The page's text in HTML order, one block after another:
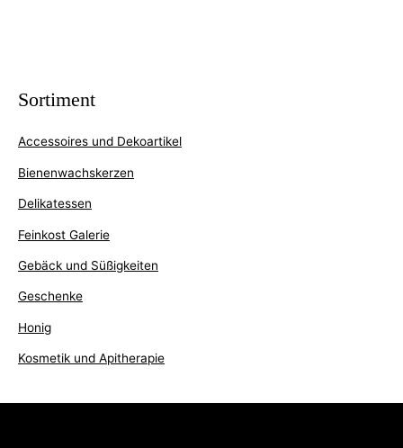
Sortiment
Accessoires und Dekoartikel
Bienenwachskerzen
Delikatessen
Feinkost Galerie
Gebäck und Süßigkeiten
Geschenke
Honig
Kosmetik und Apitherapie